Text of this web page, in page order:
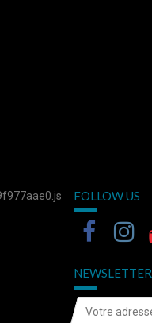
FOLLOW US
NEWSLETTER